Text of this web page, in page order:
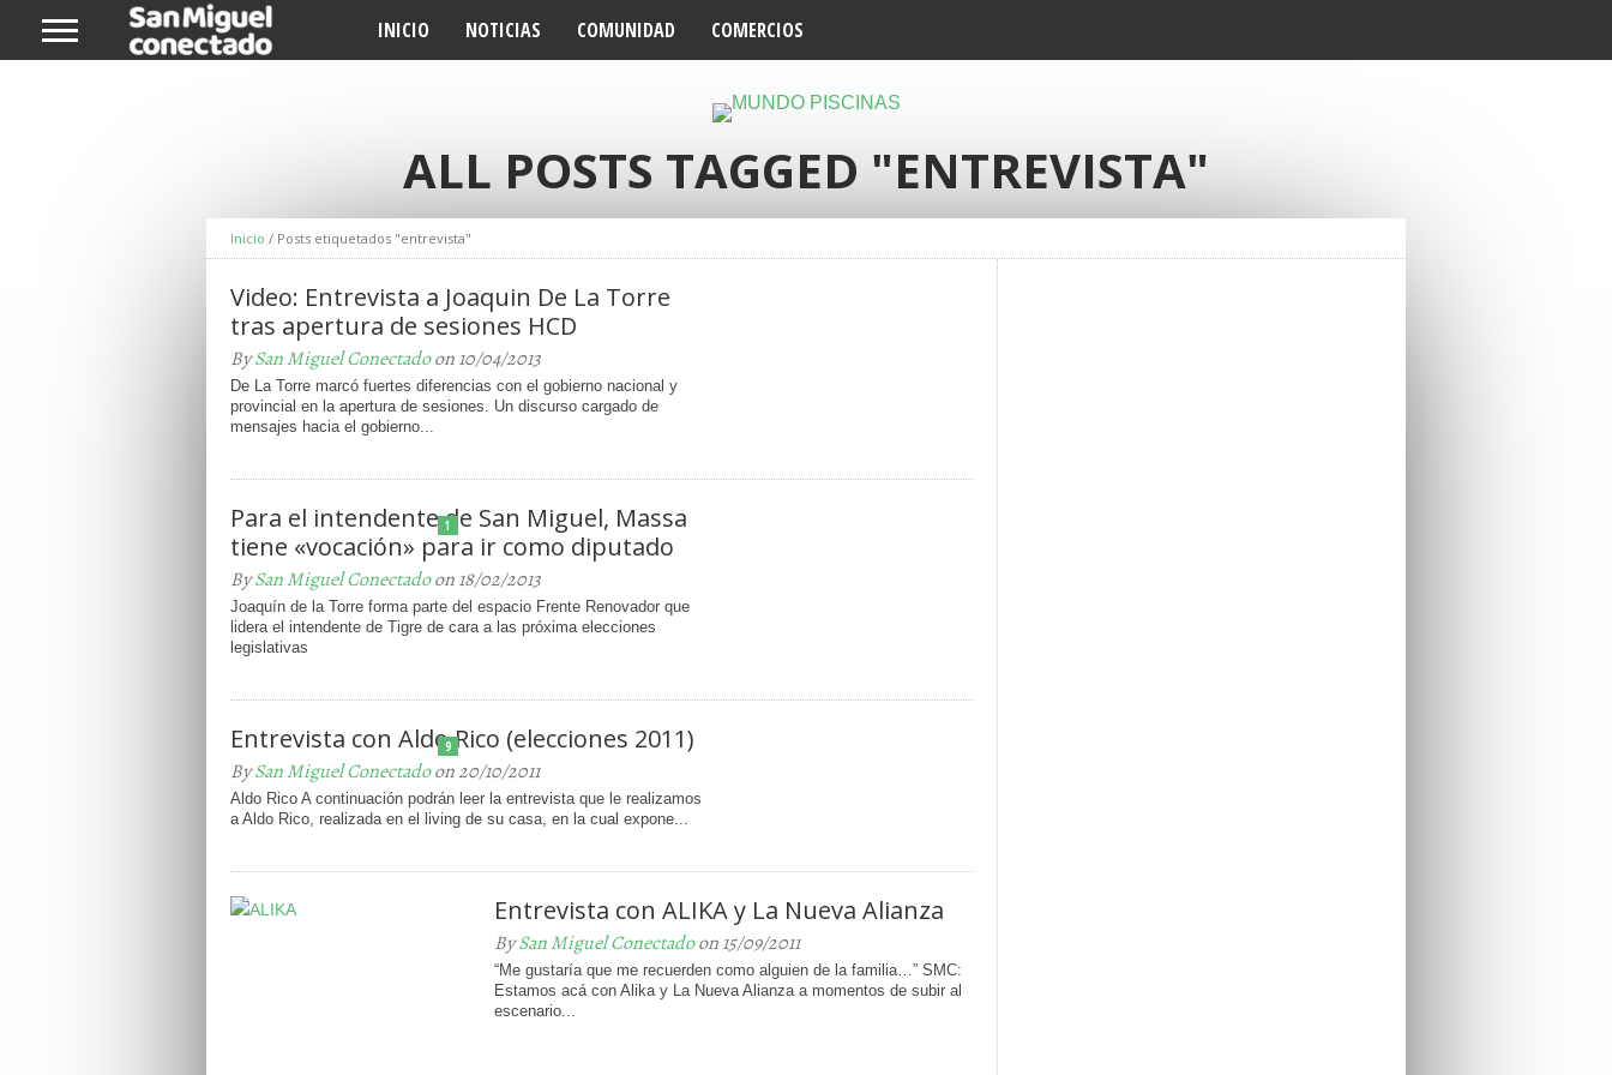
INICIO NOTICIAS COMUNIDAD COMERCIOS
ALL POSTS TAGGED "ENTREVISTA"
Inicio / Posts etiquetados "entrevista"
Video: Entrevista a Joaquin De La Torre
tras apertura de sesiones HCD
BySan Miguel Conectadoon 10/04/2013
De La Torre marcó fuertes diferencias con el gobierno nacional y
provincial en la apertura de sesiones. Un discurso cargado de
mensajes hacia el gobierno...
1
Para el intendente de San Miguel, Massa
tiene «vocación» para ir como diputado
BySan Miguel Conectadoon 18/02/2013
Joaquín de la Torre forma parte del espacio Frente Renovador que
lidera el intendente de Tigre de cara a las próxima elecciones
legislativas
9
Entrevista con Aldo Rico (elecciones 2011)
BySan Miguel Conectadoon 20/10/2011
Aldo Rico A continuación podrán leer la entrevista que le realizamos
a Aldo Rico, realizada en el living de su casa, en la cual expone...
Entrevista con ALIKA y La Nueva Alianza
BySan Miguel Conectadoon 15/09/2011
“Me gustaría que me recuerden como alguien de la familia…” SMC:
Estamos acá con Alika y La Nueva Alianza a momentos de subir al
escenario...